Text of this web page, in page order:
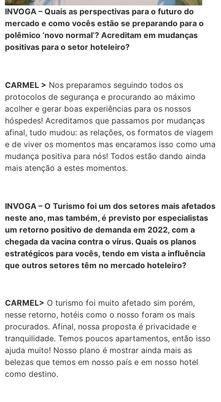
INVOGA – Quais as perspectivas para o futuro do
mercado e como vocês estão se preparando para o
polêmico ‘novo normal’? Acreditam em mudanças
positivas para o setor hoteleiro?
CARMEL > Nos preparamos seguindo todos os
protocolos de segurança e procurando ao máximo
acolher e gerar boas experiências para os nossos
hóspedes! Acreditamos que passamos por mudanças
afinal, tudo mudou: as relações, os formatos de viagem
e de viver os momentos mas encaramos isso como uma
mudança positiva para nós! Todos estão dando ainda
mais atenção a estes momentos.
INVOGA – O Turismo foi um dos setores mais afetados
neste ano, mas também, é previsto por especialistas
um retorno positivo de demanda em 2022, com a
chegada da vacina contra o vírus. Quais os planos
estratégicos para vocês, tendo em vista a influência
que outros setores têm no mercado hoteleiro?
CARMEL> O turismo foi muito afetado sim porém,
nesse retorno, hotéis como o nosso foram os mais
procurados. Afinal, nossa proposta é privacidade e
tranquilidade. Temos poucos apartamentos, então isso
ajuda muito! Nosso plano é mostrar ainda mais as
belezas que temos em nosso país e em nosso hotel
como destino.